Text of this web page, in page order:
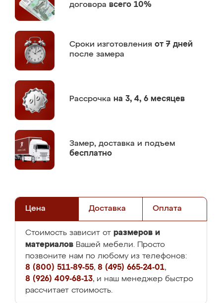
договора всего 10%
Сроки изготовления от 7 дней
после замера
Рассрочка на 3, 4, 6 месяцев
Замер, доставка и подъем
бесплатно
Цена Доставка Оплата
Стоимость зависит от размеров и
материалов Вашей мебели. Просто
позвоните нам по любому из телефонов:
8 (800) 511-89-55, 8 (495) 665-24-01,
8 (926) 409-68-13, и наш менеджер быстро
рассчитает стоимость.